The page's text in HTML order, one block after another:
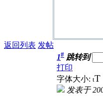
返回列表 发帖
1# 跳转到
打印
字体大小: tT
发表于